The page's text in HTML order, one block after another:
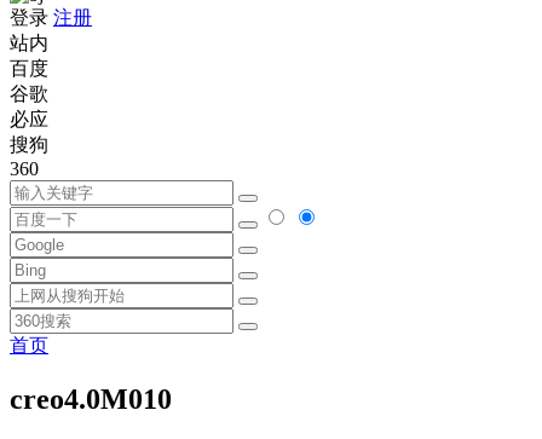
登录 注册
站内
百度
谷歌
必应
搜狗
360
首页
creo4.0M010